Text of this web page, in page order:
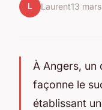
L Laurent13
À Angers, un
façonne le
établissant